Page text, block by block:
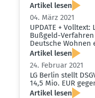
Artikel lesen
04. März 2021
UPDATE + Volltext:
Bußgeld-Verfahren
Deutsche Wohnen
Artikel lesen
24. Februar 2021
LG Berlin stellt
14,5 Mio. EUR
Artikel lesen